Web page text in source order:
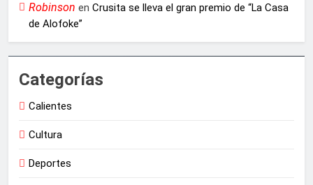
Robinson en Crusita se lleva el gran premio de “La Casa
de Alofoke”
Categorías
Calientes
Cultura
Deportes